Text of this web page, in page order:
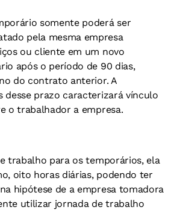
somente poderá ser
pela mesma empresa
ou cliente em um novo
após o período de 90 dias,
do contrato anterior. A
desse prazo caracterizará vínculo
o trabalhador a empresa.
trabalho para os temporários, ela
oito horas diárias, podendo ter
hipótese de a empresa tomadora
utilizar jornada de trabalho